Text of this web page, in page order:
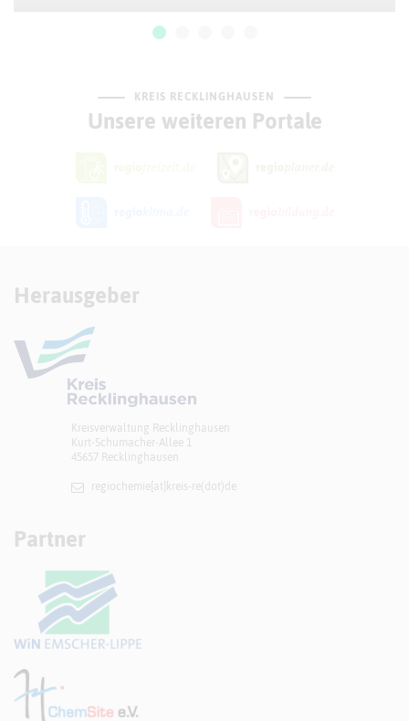
KREIS RECKLINGHAUSEN
Unsere weiteren Portale
Herausgeber
Kreisverwaltung Recklinghausen
Kurt-Schumacher-Allee 1
45657 Recklinghausen
regiochemie[at]​kreis-re(dot)de
Partner